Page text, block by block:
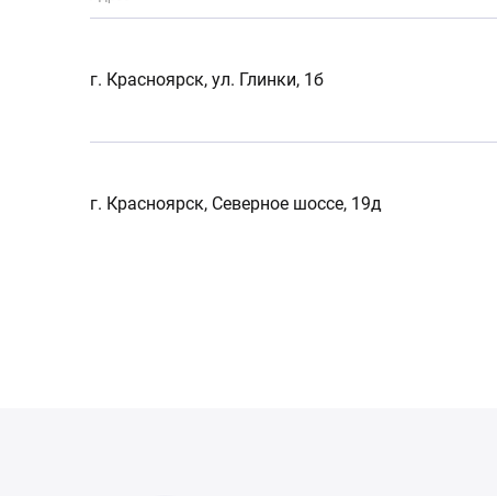
г. Красноярск, ул. Глинки, 1б
г. Красноярск, Северное шоссе, 19д